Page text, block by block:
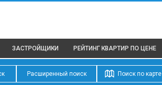
ЗАСТРОЙЩИКИ РЕЙТИНГ КВАРТИР ПО ЦЕНЕ
Расширенный поиск Поиск по карте